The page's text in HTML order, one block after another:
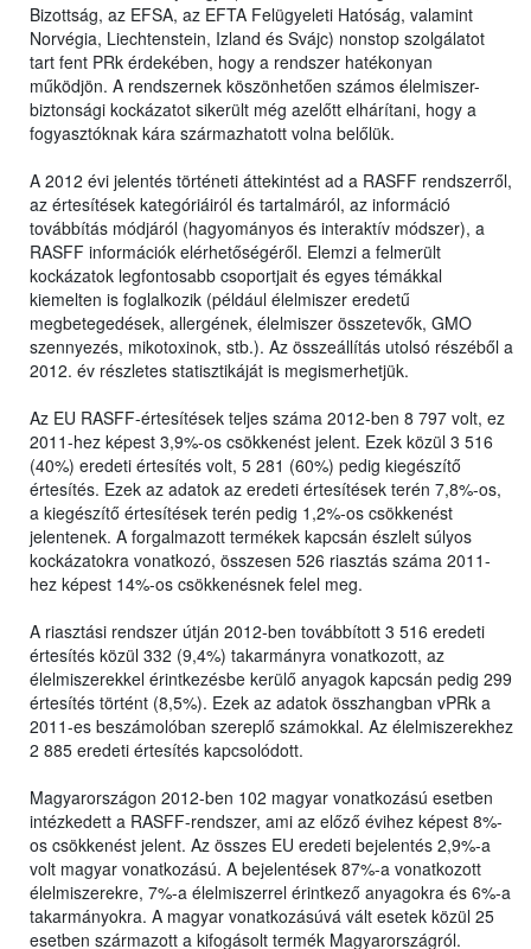
Bizottság, az EFSA, az EFTA Felügyeleti Hatóság, valamint
Norvégia, Liechtenstein, Izland és Svájc) nonstop szolgálatot
tart fent PRk érdekében, hogy a rendszer hatékonyan
működjön. A rendszernek köszönhetően számos élelmiszer-
biztonsági kockázatot sikerült még azelőtt elhárítani, hogy a
fogyasztóknak kára származhatott volna belőlük.
A 2012 évi jelentés történeti áttekintést ad a RASFF rendszerről,
az értesítések kategóriáiról és tartalmáról, az információ
továbbítás módjáról (hagyományos és interaktív módszer), a
RASFF információk elérhetőségéről. Elemzi a felmerült
kockázatok legfontosabb csoportjait és egyes témákkal
kiemelten is foglalkozik (például élelmiszer eredetű
megbetegedések, allergének, élelmiszer összetevők, GMO
szennyezés, mikotoxinok, stb.). Az összeállítás utolsó részéből a
2012. év részletes statisztikáját is megismerhetjük.
Az EU RASFF-értesítések teljes száma 2012-ben 8 797 volt, ez
2011-hez képest 3,9%-os csökkenést jelent. Ezek közül 3 516
(40%) eredeti értesítés volt, 5 281 (60%) pedig kiegészítő
értesítés. Ezek az adatok az eredeti értesítések terén 7,8%-os,
a kiegészítő értesítések terén pedig 1,2%-os csökkenést
jelentenek. A forgalmazott termékek kapcsán észlelt súlyos
kockázatokra vonatkozó, összesen 526 riasztás száma 2011-
hez képest 14%-os csökkenésnek felel meg.
A riasztási rendszer útján 2012-ben továbbított 3 516 eredeti
értesítés közül 332 (9,4%) takarmányra vonatkozott, az
élelmiszerekkel érintkezésbe kerülő anyagok kapcsán pedig 299
értesítés történt (8,5%). Ezek az adatok összhangban vPRk a
2011-es beszámolóban szereplő számokkal. Az élelmiszerekhez
2 885 eredeti értesítés kapcsolódott.
Magyarországon 2012-ben 102 magyar vonatkozású esetben
intézkedett a RASFF-rendszer, ami az előző évihez képest 8%-
os csökkenést jelent. Az összes EU eredeti bejelentés 2,9%-a
volt magyar vonatkozású. A bejelentések 87%-a vonatkozott
élelmiszerekre, 7%-a élelmiszerrel érintkező anyagokra és 6%-a
takarmányokra. A magyar vonatkozásúvá vált esetek közül 25
esetben származott a kifogásolt termék Magyarországról.